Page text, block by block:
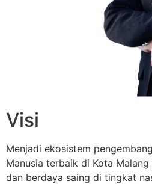
Visi
Menjadi ekosistem
Manusia terbaik di Kota
dan berdaya saing di tingkat